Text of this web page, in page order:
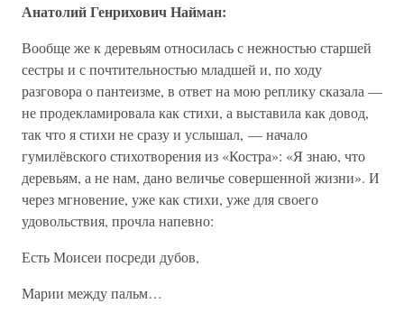
Анатолий Генрихович Найман:
Вообще же к деревьям относилась с нежностью старшей
сестры и с почтительностью младшей и, по ходу
разговора о пантеизме, в ответ на мою реплику сказала —
не продекламировала как стихи, а выставила как довод,
так что я стихи не сразу и услышал, — начало
гумилёвского стихотворения из «Костра»: «Я знаю, что
деревьям, а не нам, дано величье совершенной жизни». И
через мгновение, уже как стихи, уже для своего
удовольствия, прочла напевно:
Есть Моисеи посреди дубов,
Марии между пальм…